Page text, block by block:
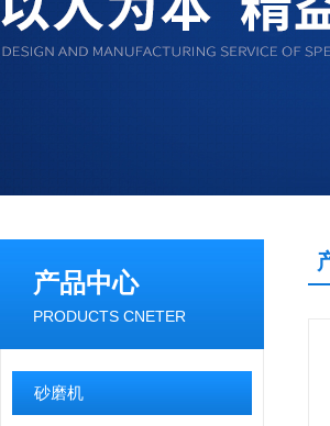
产品中心
PRODUCTS CNETER
砂磨机